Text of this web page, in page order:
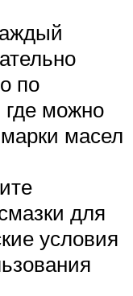
по
где можно
масел
для
условия